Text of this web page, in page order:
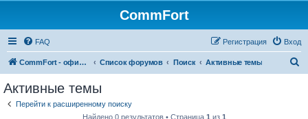
CommFort
FAQ Вход
Регистрация
CommFort - официальный сайт Список форумов Поиск Активные темы
Активные темы
Перейти к расширенному поиску
Найдено 0 результатов • Страница 1 из 1